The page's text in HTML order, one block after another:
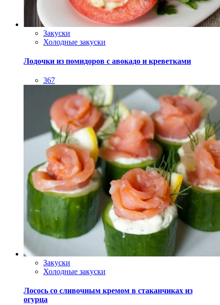
Закуски
Холодные закуски
Лодочки из помидоров с авокадо и креветками
367
Закуски
Холодные закуски
Лосось со сливочным кремом в стаканчиках из
огурца